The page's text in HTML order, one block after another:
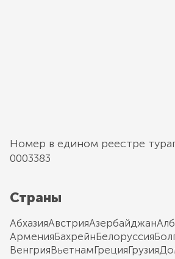
Номер в едином реестре
0003383
Страны
АбхазияАвстрияАзербайджан
АрменияБахрейнБелоруссия
ВенгрияВьетнамГрецияГрузия